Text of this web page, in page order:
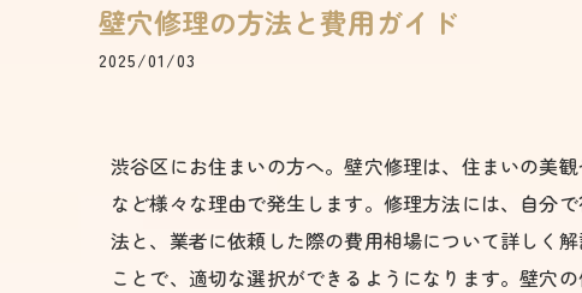
壁穴修理の方法と費用ガイド
2025/01/03
渋谷区にお住まいの方へ。壁穴修理は、住まいの美
など様々な理由で発生します。修理方法には、自分
法と、業者に依頼した際の費用相場について詳しく
ことで、適切な選択ができるようになります。壁穴